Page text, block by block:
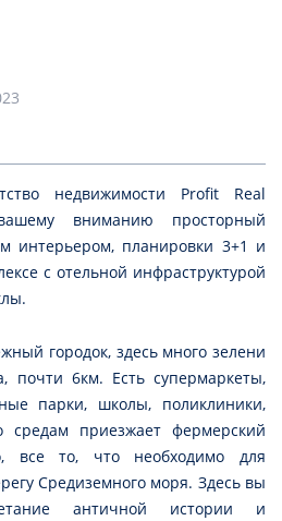
недвижимости Profit Real
вниманию просторный
интерьером, планировки 3+1 и
с отельной инфраструктурой
городок, здесь много зелени
почти 6км. Есть супермаркеты,
парки, школы, поликлиники,
приезжает фермерский
все то, что необходимо для
Средиземного моря. Здесь вы
античной истории и